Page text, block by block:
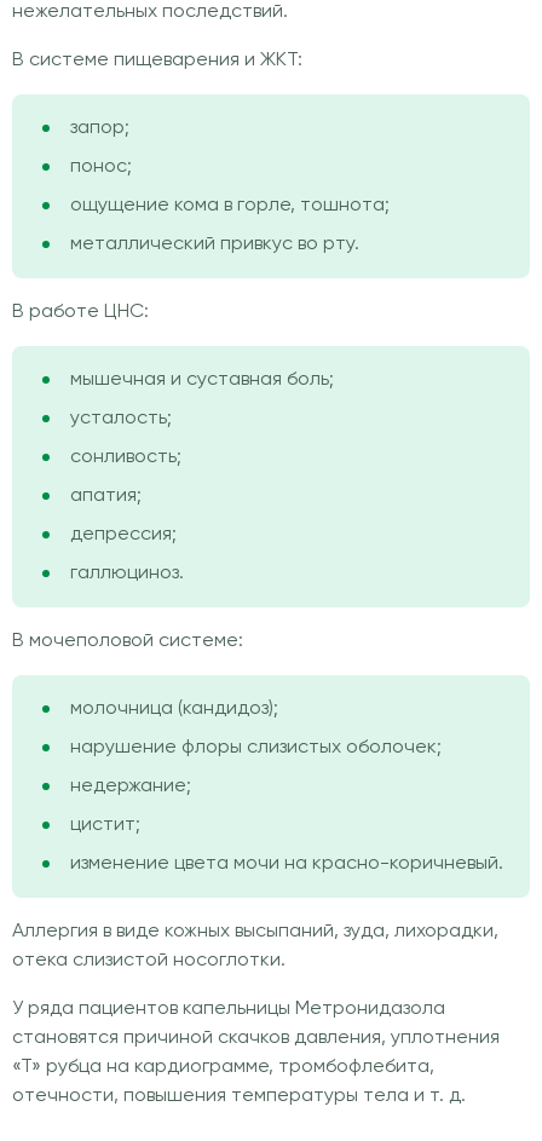
нежелательных последствий.
В системе пищеварения и ЖКТ:
запор;
понос;
ощущение кома в горле, тошнота;
металлический привкус во рту.
В работе ЦНС:
мышечная и суставная боль;
усталость;
сонливость;
апатия;
депрессия;
галлюциноз.
В мочеполовой системе:
молочница (кандидоз);
нарушение флоры слизистых оболочек;
недержание;
цистит;
изменение цвета мочи на красно-коричневый.
Аллергия в виде кожных высыпаний, зуда, лихорадки,
отека слизистой носоглотки.
У ряда пациентов капельницы Метронидазола
становятся причиной скачков давления, уплотнения
«Т» рубца на кардиограмме, тромбофлебита,
отечности, повышения температуры тела и т. д.